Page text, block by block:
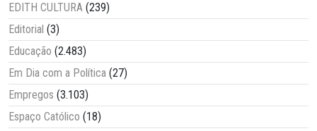
EDITH CULTURA (239)
Editorial (3)
Educação (2.483)
Em Dia com a Política (27)
Empregos (3.103)
Espaço Católico (18)